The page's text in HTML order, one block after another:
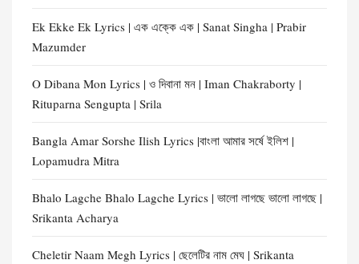
Ek Ekke Ek Lyrics | এক এক্কে এক | Sanat Singha | Prabir
Mazumder
O Dibana Mon Lyrics | ও দিবানা মন | Iman Chakraborty |
Rituparna Sengupta | Srila
Bangla Amar Sorshe Ilish Lyrics |বাংলা আমার সর্ষে ইলিশ |
Lopamudra Mitra
Bhalo Lagche Bhalo Lagche Lyrics | ভালো লাগছে ভালো লাগছে |
Srikanta Acharya
Cheletir Naam Megh Lyrics | ছেলেটির নাম মেঘ | Srikanta